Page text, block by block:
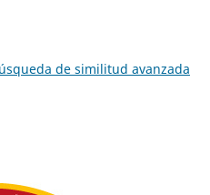
de similitud avanzada